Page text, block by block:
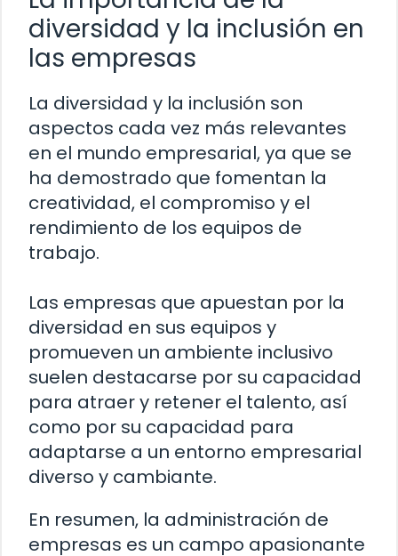
diversidad y la inclusión en
las empresas
La diversidad y la inclusión son
aspectos cada vez más relevantes
en el mundo empresarial, ya que se
ha demostrado que fomentan la
creatividad, el compromiso y el
rendimiento de los equipos de
trabajo.
Las empresas que apuestan por la
diversidad en sus equipos y
promueven un ambiente inclusivo
suelen destacarse por su capacidad
para atraer y retener el talento, así
como por su capacidad para
adaptarse a un entorno empresarial
diverso y cambiante.
En resumen, la administración de
empresas es un campo apasionante